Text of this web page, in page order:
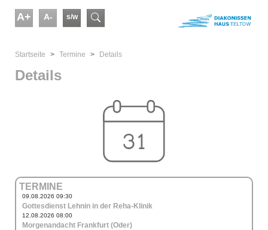
A+ A- s/w Suchformular
Startseite
Termine Details
Details
TERMINE
09.08.2026 09:30
Gottesdienst Lehnin in der Reha-Klinik
12.08.2026 08:00
Morgenandacht Frankfurt (Oder)